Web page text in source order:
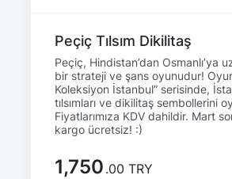
Peçiç Tılsım Dikilitaş
Peçiç, Hindistan’dan Osmanlı’ya
bir strateji ve şans oyunudur!
Koleksiyon İstanbul” serisinde,
tılsımları ve dikilitaş sembollerini
Fiyatlarımıza KDV dahildir. Mart
kargo ücretsiz! :)
1,750 .00 TRY